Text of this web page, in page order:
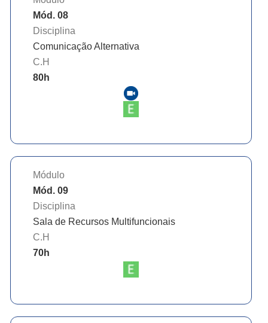
Mód. 08
Disciplina
Comunicação Alternativa
C.H
80h
Módulo
Mód. 09
Disciplina
Sala de Recursos Multifuncionais
C.H
70h